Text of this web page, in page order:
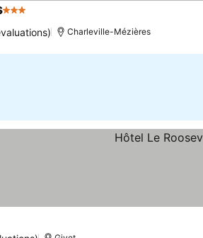
3 Étoiles
Charleville-Mézières